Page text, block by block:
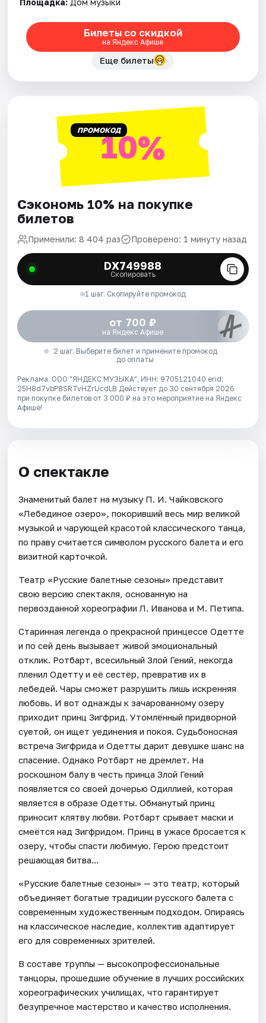
Билеты со скидкой
на Яндекс Афише
Еще билеты
ПРОМОКОД10%
Сэкономь 10% на покупке
билетов
Применили: 8 404 раз Проверено: 1 минуту назад
DX749988
Скопировать
1 шаг. Скопируйте промокод
от 700 ₽
на Яндекс Афише
2 шаг. Выберите билет и примените промокод
до оплаты
Реклама. ООО "ЯНДЕКС МУЗЫКА", ИНН: 9705121040 erid:
25H8d7vbP8SRTvHZrUcdLB Действует до 30 сентября 2026
при покупке билетов от 3 000 ₽ на это мероприятие на Яндекс
Афише!
О спектакле
Знаменитый балет на музыку П. И. Чайковского
«Лебединое озеро», покоривший весь мир великой
музыкой и чарующей красотой классического танца,
по праву считается символом русского балета и его
визитной карточкой.
Театр «Русские балетные сезоны» представит
свою версию спектакля, основанную на
первозданной хореографии Л. Иванова и М. Петипа.
Старинная легенда о прекрасной принцессе Одетте
и по сей день вызывает живой эмоциональный
отклик. Ротбарт, всесильный Злой Гений, некогда
пленил Одетту и её сестёр, превратив их в
лебедей. Чары сможет разрушить лишь искренняя
любовь. И вот однажды к зачарованному озеру
приходит принц Зигфрид. Утомлённый придворной
суетой, он ищет уединения и покоя. Судьбоносная
встреча Зигфрида и Одетты дарит девушке шанс на
спасение. Однако Ротбарт не дремлет. На
роскошном балу в честь принца Злой Гений
появляется со своей дочерью Одиллией, которая
является в образе Одетты. Обманутый принц
приносит клятву любви. Ротбарт срывает маски и
смеётся над Зигфридом. Принц в ужасе бросается к
озеру, чтобы спасти любимую. Герою предстоит
решающая битва...
«Русские балетные сезоны» — это театр, который
объединяет богатые традиции русского балета с
современным художественным подходом. Опираясь
на классическое наследие, коллектив адаптирует
его для современных зрителей.
В составе труппы — высокопрофессиональные
танцоры, прошедшие обучение в лучших российских
хореографических училищах, что гарантирует
безупречное мастерство и качество исполнения.